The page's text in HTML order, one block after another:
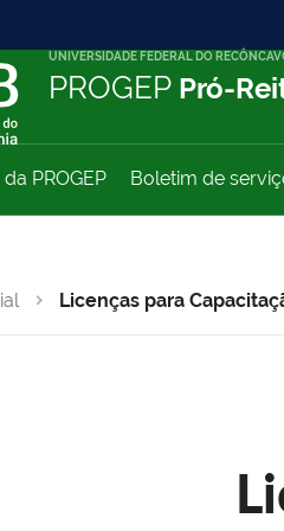
UNIVERSIDADE FEDERAL DO
PROGEP Pró-
PROGEP Boletim de
Licenças para